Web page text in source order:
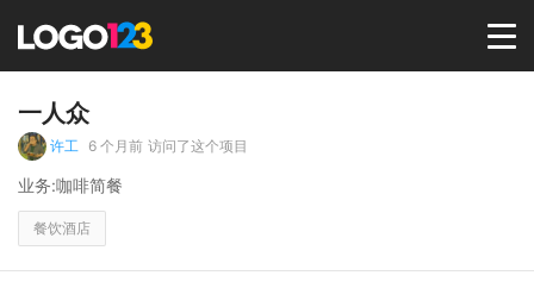
一人众
许工 6 个月前 访问了这个项目
业务:咖啡简餐
餐饮酒店